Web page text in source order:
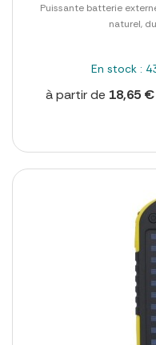
Puissante batterie
naturel,
En stock :
à partir de 18,65 €